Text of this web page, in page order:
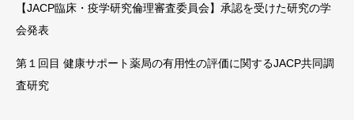
【JACP臨床・疫学研究倫理審査委員会】承認を受けた研究の学
会発表
第１回目 健康サポート薬局の有用性の評価に関するJACP共同調
査研究